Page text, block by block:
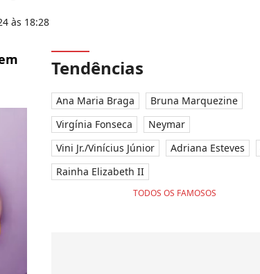
às 18:28
Tendências
Ana Maria Braga
Bruna Marquezine
Virgínia Fonseca
Neymar
Vini Jr./Vinícius Júnior
Adriana Esteves
Rainha Elizabeth II
TODOS OS FAMOSOS